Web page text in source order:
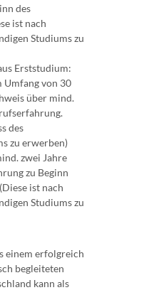
des
ist nach
Studiums zu
Erststudium:
Umfang von 30
über mind.
des
zu erwerben)
zwei Jahre
zu Beginn
ist nach
Studiums zu
einem erfolgreich
begleiteten
kann als